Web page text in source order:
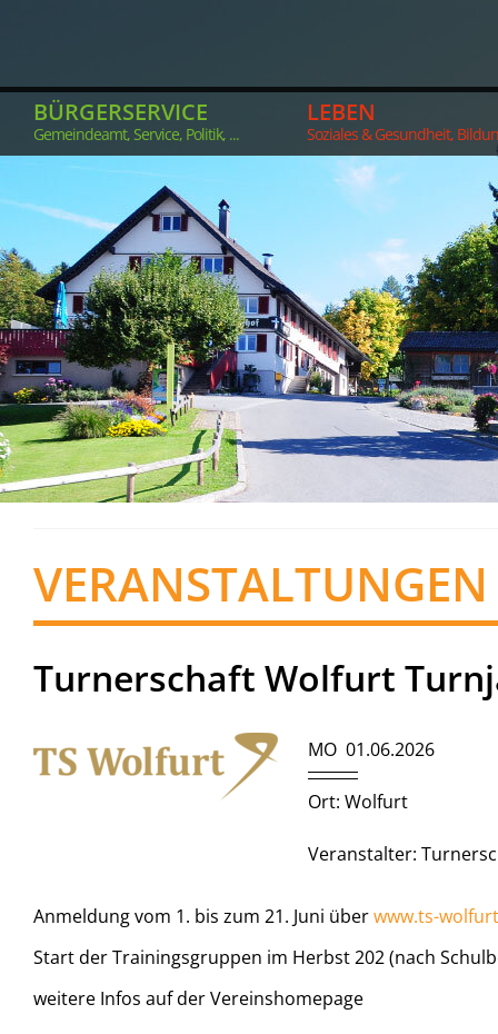
BÜRGERSERVICE
Gemeindeamt, Service, Politik, ...
LEBEN
Soziales & Gesundheit,
VERANSTALTUNGEN
Turnerschaft Wolfurt
MO 01.06.2026
Ort: Wolfurt
Veranstalter:
Anmeldung vom 1. bis zum 21. Juni überwww.ts-
Start der Trainingsgruppen im Herbst 202 (nach
weitere Infos auf der Vereinshomepage